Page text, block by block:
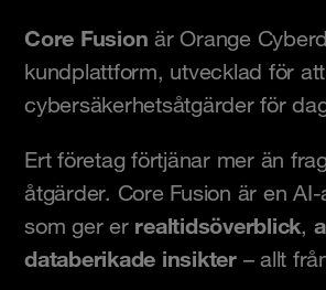
Core Fusion är Orange
kundplattform, utvecklad för
cybersäkerhetsåtgärder för
Ert företag förtjänar mer än
åtgärder. Core Fusion är en
som ger er realtidsöverblick,
databerikade insikter– allt